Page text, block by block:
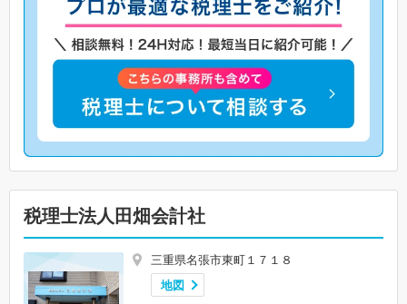
税理士法人田畑会計社
三重県名張市東町１７１８
地図